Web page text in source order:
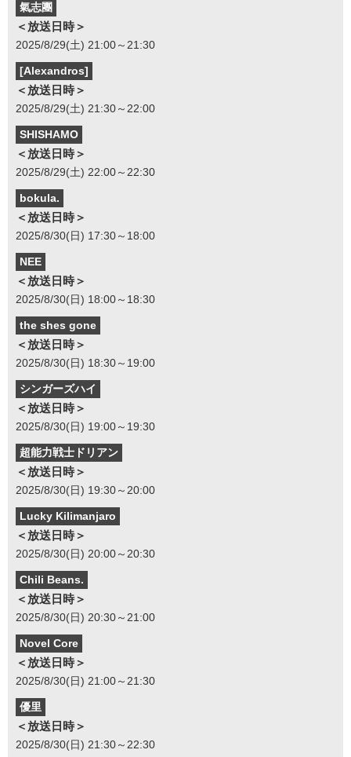
氣志團
＜放送日時＞
2025/8/29(土) 21:00～21:30
[Alexandros]
＜放送日時＞
2025/8/29(土) 21:30～22:00
SHISHAMO
＜放送日時＞
2025/8/29(土) 22:00～22:30
bokula.
＜放送日時＞
2025/8/30(日) 17:30～18:00
NEE
＜放送日時＞
2025/8/30(日) 18:00～18:30
the shes gone
＜放送日時＞
2025/8/30(日) 18:30～19:00
シンガーズハイ
＜放送日時＞
2025/8/30(日) 19:00～19:30
超能力戦士ドリアン
＜放送日時＞
2025/8/30(日) 19:30～20:00
Lucky Kilimanjaro
＜放送日時＞
2025/8/30(日) 20:00～20:30
Chili Beans.
＜放送日時＞
2025/8/30(日) 20:30～21:00
Novel Core
＜放送日時＞
2025/8/30(日) 21:00～21:30
優里
＜放送日時＞
2025/8/30(日) 21:30～22:30